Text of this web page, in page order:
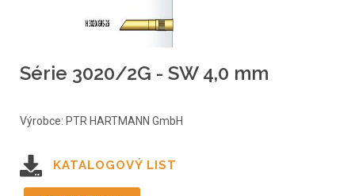
Série 3020/2G - SW 4,0 mm
Výrobce: PTR HARTMANN GmbH
KATALOGOVÝ LIST